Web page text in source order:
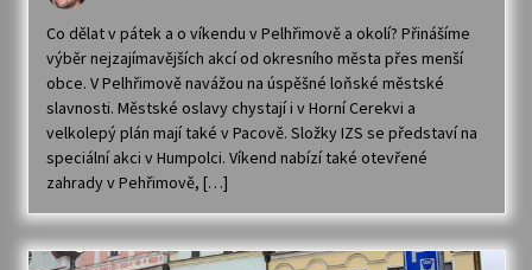
Co dělat v pátek a o víkendu v Pelhřimově a okolí? Přinášíme
výběr nejzajímavějších akcí od okresního města přes menší
obce. V Pelhřimově navážou na úspěšné loňské městské
slavnosti. Městské oslavy chystají i v Horní Cerekvi a
velkolepý plán mají také v Pacově. Složky IZS se představí na
speciální akci v Humpolci. Víkend nabízí také otevřené
zahrady v Pehřimově, […]